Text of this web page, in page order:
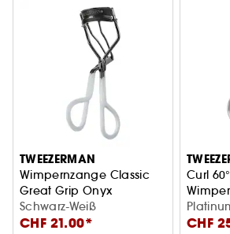
TWEEZERMAN
Wimpernzange Classic
Great Grip Onyx
Schwarz-Weiß
CHF 21.00*
Curl
CHF